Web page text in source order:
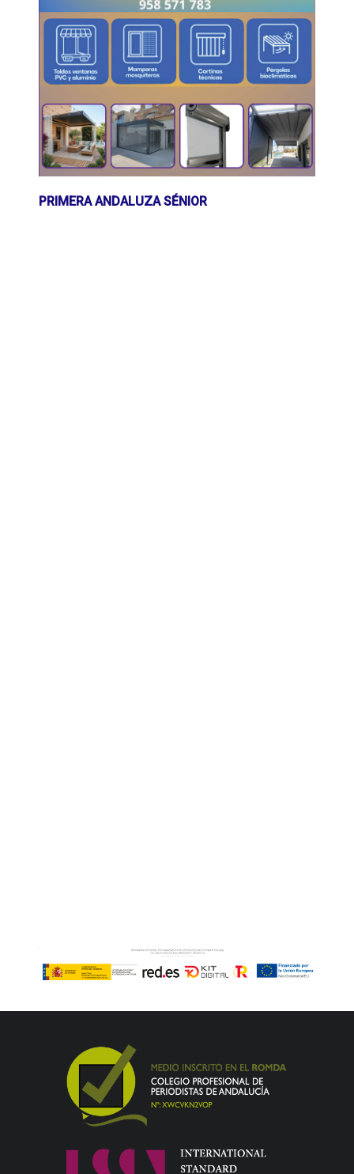
PRIMERA ANDALUZA SÉNIOR